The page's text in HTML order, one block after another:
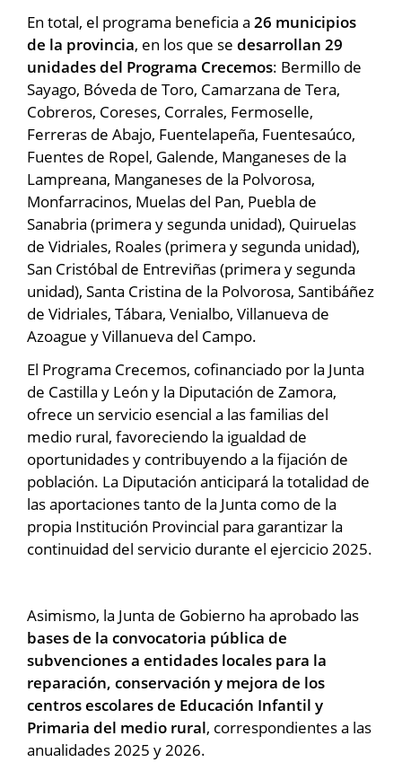
En total, el programa beneficia a 26 municipios
de la provincia, en los que se desarrollan 29
unidades del Programa Crecemos: Bermillo de
Sayago, Bóveda de Toro, Camarzana de Tera,
Cobreros, Coreses, Corrales, Fermoselle,
Ferreras de Abajo, Fuentelapeña, Fuentesaúco,
Fuentes de Ropel, Galende, Manganeses de la
Lampreana, Manganeses de la Polvorosa,
Monfarracinos, Muelas del Pan, Puebla de
Sanabria (primera y segunda unidad), Quiruelas
de Vidriales, Roales (primera y segunda unidad),
San Cristóbal de Entreviñas (primera y segunda
unidad), Santa Cristina de la Polvorosa, Santibáñez
de Vidriales, Tábara, Venialbo, Villanueva de
Azoague y Villanueva del Campo.
El Programa Crecemos, cofinanciado por la Junta
de Castilla y León y la Diputación de Zamora,
ofrece un servicio esencial a las familias del
medio rural, favoreciendo la igualdad de
oportunidades y contribuyendo a la fijación de
población. La Diputación anticipará la totalidad de
las aportaciones tanto de la Junta como de la
propia Institución Provincial para garantizar la
continuidad del servicio durante el ejercicio 2025.
Asimismo, la Junta de Gobierno ha aprobado las
bases de la convocatoria pública de
subvenciones a entidades locales para la
reparación, conservación y mejora de los
centros escolares de Educación Infantil y
Primaria del medio rural, correspondientes a las
anualidades 2025 y 2026.